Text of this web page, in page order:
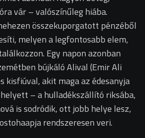
vár – valószínűleg hiába.
összekuporgatott pénzéből
melyen a legfontosabb elem,
Egy napon azonban
bújkáló Alival (Emir Ali
kisfiúval, akit maga az édesanyja
– a hulladékszállító riksába,
is sodródik, ott jobb helye lesz,
rendszeresen veri.